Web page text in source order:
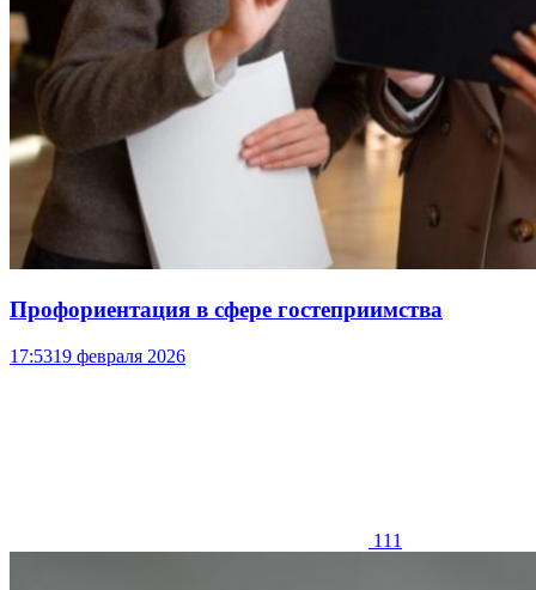
Профориентация в сфере гостеприимства
17:5319 февраля 2026
111